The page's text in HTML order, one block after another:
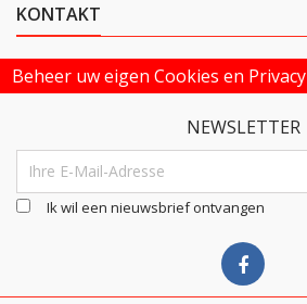
KONTAKT
Beheer uw eigen Cookies en Privacy
NEWSLETTER
Ik wil een nieuwsbrief ontvangen